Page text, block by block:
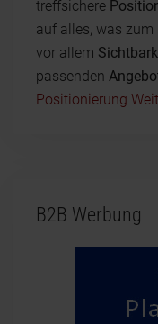
treffsichere
auf alles, was zum
vor allem
passenden
Positionierung
B2B Werbung